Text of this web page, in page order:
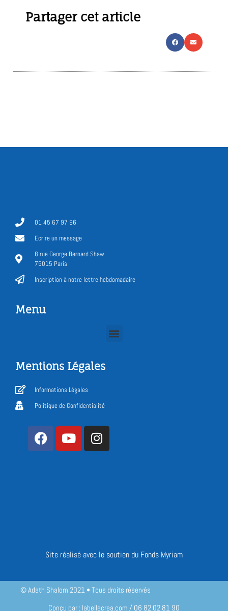
Partager cet article
01 45 67 97 96
Ecrire un message
8 rue George Bernard Shaw
75015 Paris
Inscription à notre lettre hebdomadaire
Menu
Mentions Légales
Informations Légales
Politique de Confidentialité
Site réalisé avec le soutien du Fonds Myriam
© Adath Shalom 2021 • Tous droits réservés
Conçu par : labellecrea.com / 06 82 02 81 90